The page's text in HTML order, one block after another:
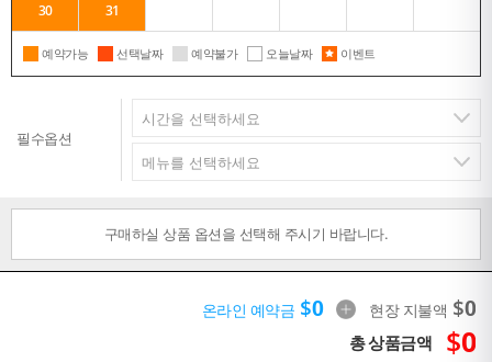
30 31
예약가능 선택날짜 예약불가 오늘날짜 이벤트
필수옵션
구매하실 상품 옵션을 선택해 주시기 바랍니다.
온라인 예약금 $0 현장 지불액 $0
총 상품금액 $0